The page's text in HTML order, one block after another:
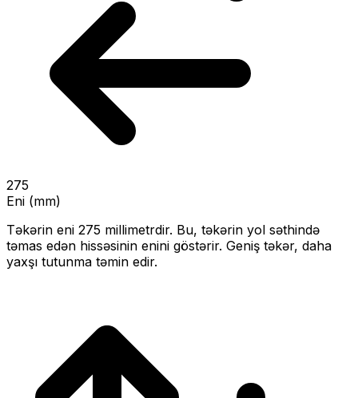
275
Eni (mm)
Təkərin eni 275 millimetrdir. Bu, təkərin yol səthində
təmas edən hissəsinin enini göstərir. Geniş təkər, daha
yaxşı tutunma təmin edir.